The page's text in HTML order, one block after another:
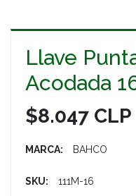
Llave
Acodada
$8.047 CLP
MARCA: BAHCO
SKU: 111M-16